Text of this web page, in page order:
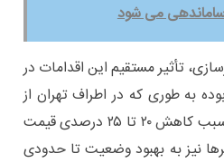
ساماندهی می شود
تأثیر مستقیم این اقدامات در
به طوری که در اطراف تهران از
جمله در پردیس و هشتگرد سبب کاهش ۲۰ تا ۲۵ درصدی قیمت
نیز به بهبود وضعیت تا حدودی